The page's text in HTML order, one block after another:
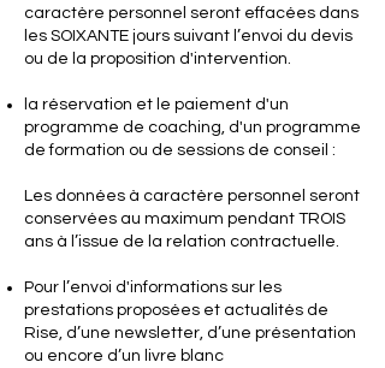
caractère personnel seront effacées dans
les SOIXANTE jours suivant l’envoi du devis
ou de la proposition d'intervention.
la réservation et le paiement d'un
programme de coaching, d'un programme
de formation ou de sessions de conseil :
Les données à caractère personnel seront
conservées au maximum pendant TROIS
ans à l’issue de la relation contractuelle.
Pour l’envoi d'informations sur les
prestations proposées et actualités de
Rise, d’une newsletter, d’une présentation
ou encore d’un livre blanc